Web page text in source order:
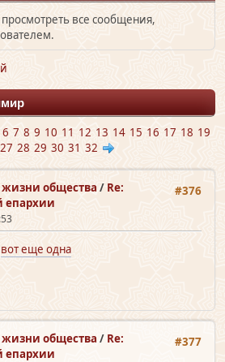
все сообщения,
6 7 8 9 10 11 12 13 14 15 16 17 18 19
27 28 29 30 31 32
#376
общества/ Re:
епархии
вот еще одна
#377
общества / Re:
епархии